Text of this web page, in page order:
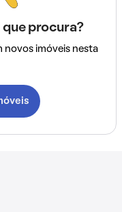
que procura?
novos imóveis nesta